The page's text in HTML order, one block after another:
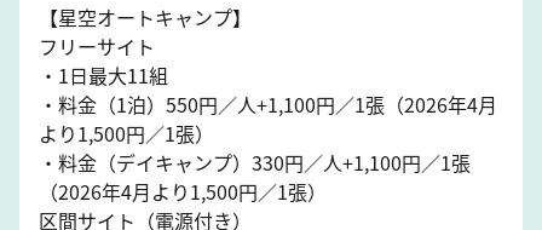
【星空オートキャンプ】
フリーサイト
・1日最大11組
・料金（1泊）550円／人+1,100円／1張（2026年4月
より1,500円／1張）
・料金（デイキャンプ）330円／人+1,100円／1張
（2026年4月より1,500円／1張）
区間サイト（電源付き）